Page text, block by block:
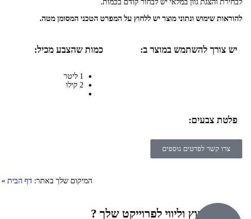
לבחירת והצגת גוון במלאי יש לבחור קודם בכמות.
להוראות שימוש ונתוני מוצר יש ללחוץ על המפרט הטכני המסומן מטה.
יש צורך להשתמש במוצר ב: כמות שהצבע מכיל:
1 ליטר
2 קילו
פלטת צבעים:
צרו קשר לפרטים נוספים
המיקום שלך באתר: דף הבית »
זקוק לייעוץ וליווי לפרוייקט שלך ?